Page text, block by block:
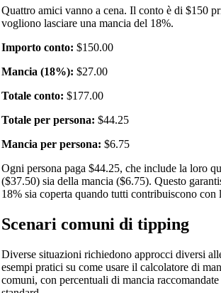
Quattro amici vanno a cena. Il conto è di $150
vogliono lasciare una mancia del 18%.
Importo conto: $150.00
Mancia (18%): $27.00
Totale conto: $177.00
Totale per persona: $44.25
Mancia per persona: $6.75
Ogni persona paga $44.25, che include la loro
($37.50) sia della mancia ($6.75). Questo
18% sia coperta quando tutti contribuiscono con
Scenari comuni di tipping
Diverse situazioni richiedono approcci diversi
esempi pratici su come usare il calcolatore di
comuni, con percentuali di mancia raccomandate